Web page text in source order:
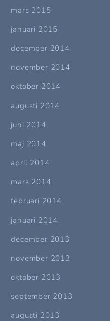
mars 2015
januari 2015
december 2014
november 2014
oktober 2014
augusti 2014
juni 2014
maj 2014
april 2014
mars 2014
februari 2014
januari 2014
december 2013
november 2013
oktober 2013
september 2013
augusti 2013